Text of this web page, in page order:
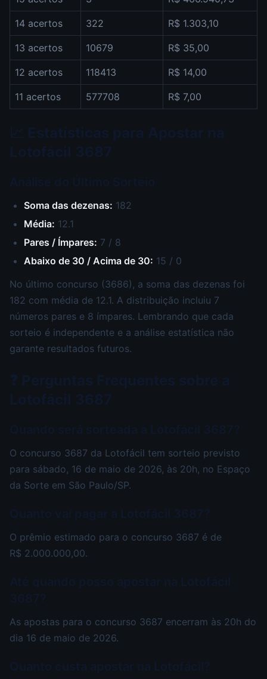
14 acertos 322 R$ 1.303,10
13 acertos 10679 R$ 35,00
12 acertos 118413 R$ 14,00
11 acertos 577708 R$ 7,00
Soma das dezenas: 182
Média: 12.1
Pares / Ímpares: 7 / 8
Abaixo de 30 / Acima de 30: 15 / 0
No último concurso (3686), a soma das dezenas foi
182 com média de 12.1. A distribuição incluiu 7
números pares e 8 ímpares. Lembrando que cada
sorteio é independente e a análise estatística não
garante resultados futuros.
O concurso 3687 da Lotofácil tem sorteio previsto
para sábado, 16 de maio de 2026, às 20h, no Espaço
da Sorte em São Paulo/SP.
O prêmio estimado para o concurso 3687 é de
R$ 2.000.000,00.
As apostas para o concurso 3687 encerram às 20h do
dia 16 de maio de 2026.